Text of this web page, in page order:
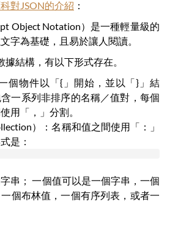
對JSON的介紹 ：
Object Notation）是一種輕量級的
字為基礎，且易於讓人閱讀。
據結構，有以下形式存在。
個物件以「{」開始，並以「}」結
一系列非排序的名稱／值對，每個
用「，」分割。
）：名稱和值之間使用「：」
是：
串； 一個值可以是一個字串，一個
個布林值，一個有序列表，或者一